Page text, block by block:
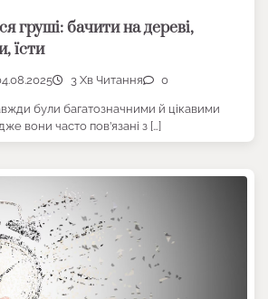
груші: бачити на дереві,
їсти
3 Хв Читання 0
були багатозначними й цікавими
вони часто пов’язані з […]